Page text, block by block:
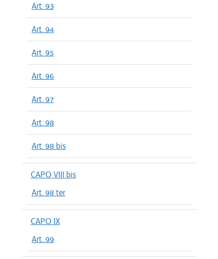
Art. 93
Art. 94
Art. 95
Art. 96
Art. 97
Art. 98
Art. 98 bis
CAPO VIII bis
Art. 98 ter
CAPO IX
Art. 99